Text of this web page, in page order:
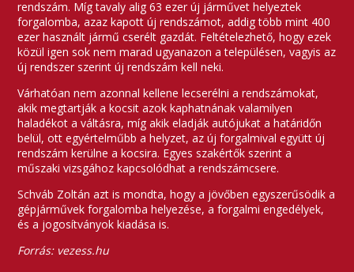
rendszám. Míg tavaly alig 63 ezer új járművet helyeztek
forgalomba, azaz kapott új rendszámot, addig több mint 400
ezer használt jármű cserélt gazdát. Feltételezhető, hogy ezek
közül igen sok nem marad ugyanazon a településen, vagyis az
új rendszer szerint új rendszám kell neki.
Várhatóan nem azonnal kellene lecserélni a rendszámokat,
akik megtartják a kocsit azok kaphatnának valamilyen
haladékot a váltásra, míg akik eladják autójukat a határidőn
belül, ott egyértelműbb a helyzet, az új forgalmival együtt új
rendszám kerülne a kocsira. Egyes szakértők szerint a
műszaki vizsgához kapcsolódhat a rendszámcsere.
Schváb Zoltán azt is mondta, hogy a jövőben egyszerűsödik a
gépjárművek forgalomba helyezése, a forgalmi engedélyek,
és a jogosítványok kiadása is.
Forrás: vezess.hu